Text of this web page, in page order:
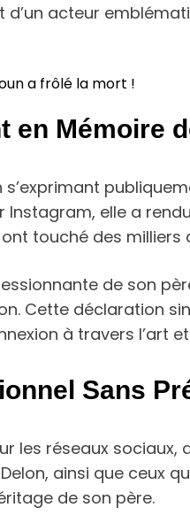
acteur
a frôlé la mort !
en Mémoire
elle a
touché des milliers
de son
Cette déclaration
à travers l’art
Sans
les réseaux
ainsi que ceux
de son père.